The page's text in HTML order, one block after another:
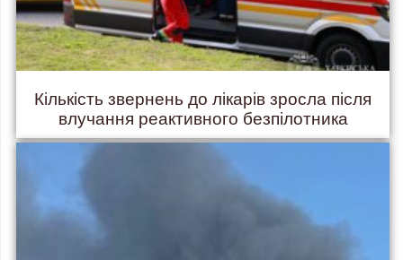
Кількість звернень до лікарів зросла після
влучання реактивного безпілотника